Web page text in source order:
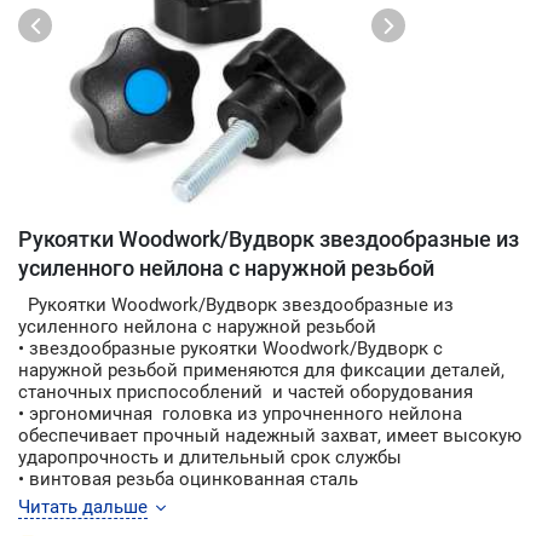
Рукоятки Woodwork/Вудворк звездообразные из
усиленного нейлона с наружной резьбой
Рукоятки Woodwork/Вудворк звездообразные из
усиленного нейлона с наружной резьбой
• звездообразные рукоятки Woodwork/Вудворк с
наружной резьбой применяются для фиксации деталей,
станочных приспособлений и частей оборудования
• эргономичная головка из упрочненного нейлона
обеспечивает прочный надежный захват, имеет высокую
ударопрочность и длительный срок службы
• винтовая резьба оцинкованная сталь
• доступны следующие размеры резьбы зажимного
рычага: M6, M8, M10, M12
Читать дальше